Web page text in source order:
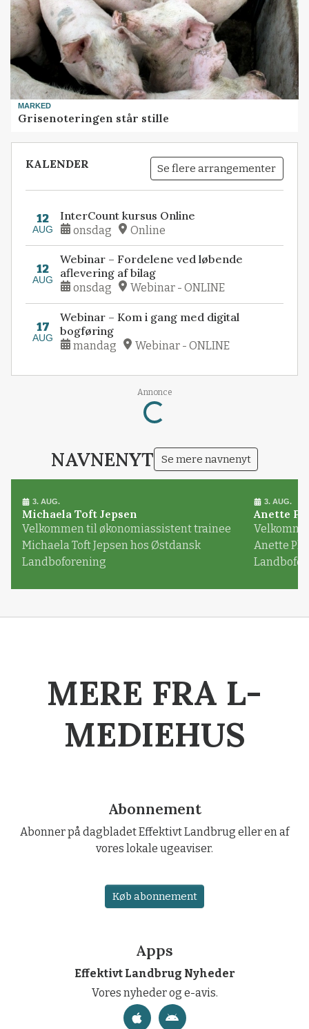
MARKED
Grisenoteringen står stille
KALENDER Se flere arrangementer
12
AUG
InterCount kursus Online
onsdag Online
12
AUG
Webinar – Fordelene ved løbende
aflevering af bilag
onsdag Webinar - ONLINE
17
AUG
Webinar – Kom i gang med digital
bogføring
mandag Webinar - ONLINE
Annonce
Loading...
NAVNENYT Se mere navnenyt
3. AUG.
Michaela Toft Jepsen
Velkommen til økonomiassistent trainee
Michaela Toft Jepsen hos Østdansk
Landboforening
3. AUG.
Anette
Anette
MERE FRA L-
MEDIEHUS
Abonnement
Abonner på dagbladet Effektivt Landbrug eller en af
vores lokale ugeaviser.
Køb abonnement
Apps
Effektivt Landbrug Nyheder
Vores nyheder og e-avis.